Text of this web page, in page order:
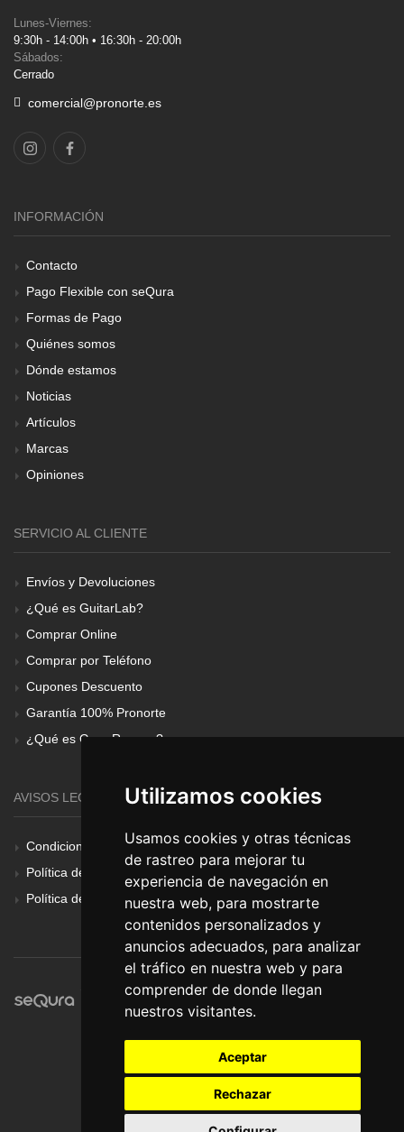
Utilizamos cookies
Usamos cookies y otras técnicas
de rastreo para mejorar tu
experiencia de navegación en
nuestra web, para mostrarte
contenidos personalizados y
anuncios adecuados, para analizar
el tráfico en nuestra web y para
comprender de donde llegan
nuestros visitantes.
Aceptar
Rechazar
Lunes-Viernes:
9:30h - 14:00h • 16:30h - 20:00h
Sábados:
Cerrado
comercial@pronorte.es
INFORMACIÓN
Contacto
Pago Flexible con seQura
Formas de Pago
Quiénes somos
Dónde estamos
Noticias
Artículos
Marcas
Opiniones
SERVICIO AL CLIENTE
Envíos y Devoluciones
¿Qué es GuitarLab?
Comprar Online
Comprar por Teléfono
Cupones Descuento
Garantía 100% Pronorte
¿Qué es Gear Renove?
AVISOS LEGALES
Condiciones Generales
Política de Cookies
Política de Privacidad